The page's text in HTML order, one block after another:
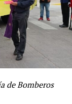
de Bomberos